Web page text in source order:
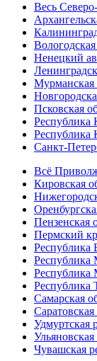
Весь
Вологодская
Ненецкий
Мурманская
Псковская
Республика
Республика
Санкт-
Всё
Кировская
Пензенская
Пермский
Республика
Республика
Республика
Самарская
Саратовская
Удмуртская
Ульяновская
Чувашская